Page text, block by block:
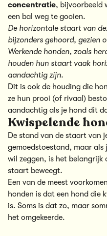
concentratie, bijvoorbeeld
een bal weg te gooien.
De horizontale staart van
bijzonders gehoord, gezien
Werkende honden, zoals
houden hun staart vaak
aandachtig zijn.
Dit is ook de houding die
ze hun prooi (of rivaal)
aandachtig als je hond dit
Kwispelende
De stand van de staart van
gemoedstoestand, maar
wil zeggen, is het belangrijk
staart beweegt.
Een van de meest
honden is dat een hond die
is. Soms is dat zo, maar
het omgekeerde.